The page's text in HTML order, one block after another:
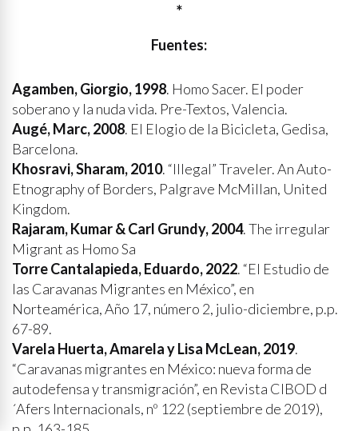
*
Fuentes:
Agamben, Giorgio, 1998. Homo Sacer. El poder
soberano y la nuda vida. Pre-Textos, Valencia.
Augé, Marc, 2008. El Elogio de la Bicicleta, Gedisa,
Barcelona.
Khosravi, Sharam, 2010. “Illegal” Traveler. An Auto-
Etnography of Borders, Palgrave McMillan, United
Kingdom.
Rajaram, Kumar & Carl Grundy, 2004. The irregular
Migrant as Homo Sa
Torre Cantalapieda, Eduardo, 2022. “El Estudio de
las Caravanas Migrantes en México”, en
Norteamérica, Año 17, número 2, julio-diciembre, p.p.
67-89.
Varela Huerta, Amarela y Lisa McLean, 2019.
“Caravanas migrantes en México: nueva forma de
autodefensa y transmigración”, en Revista CIBOD d
´Afers Internacionals, nº 122 (septiembre de 2019),